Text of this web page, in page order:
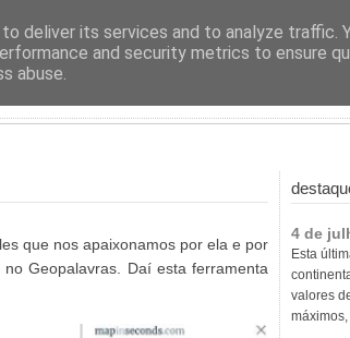
que nos apaixonamos por ela e por
Geopalavras. Daí esta ferramenta
4 de
Esta
valores
deliver its services and to analyze traffic.
and security metrics to ensure
abuse.